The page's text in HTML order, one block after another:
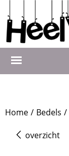
Home / Bedels /
overzicht